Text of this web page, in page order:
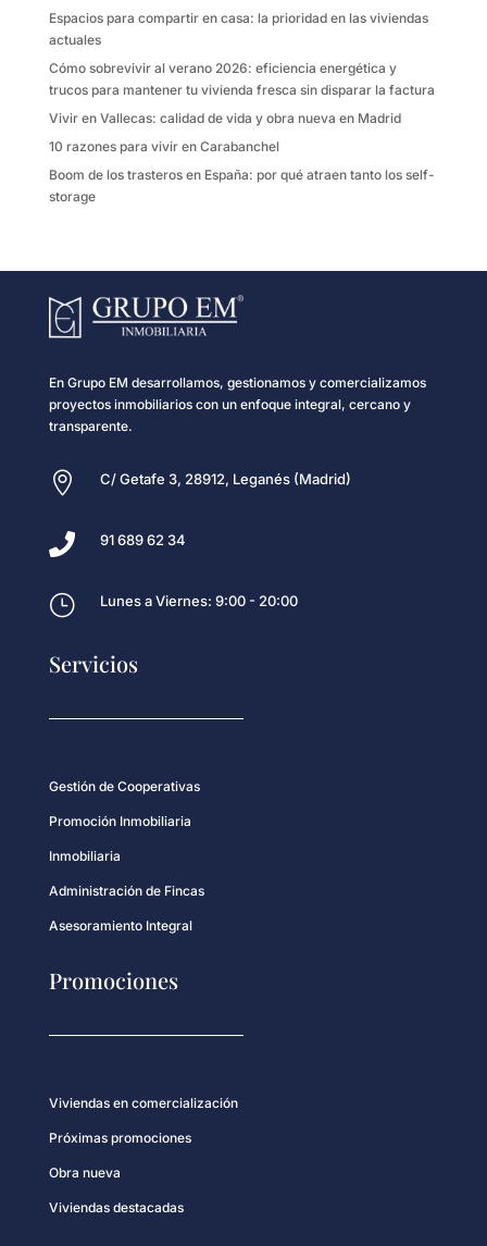
k
i
Espacios para compartir en casa: la prioridad en las viviendas
actuales
Cómo sobrevivir al verano 2026: eficiencia energética y
trucos para mantener tu vivienda fresca sin disparar la factura
Vivir en Vallecas: calidad de vida y obra nueva en Madrid
10 razones para vivir en Carabanchel
Boom de los trasteros en España: por qué atraen tanto los self-
storage
En Grupo EM desarrollamos, gestionamos y comercializamos
proyectos inmobiliarios con un enfoque integral, cercano y
transparente.
 C/ Getafe 3, 28912, Leganés (Madrid)
 91 689 62 34
} Lunes a Viernes: 9:00 - 20:00
Servicios
Gestión de Cooperativas
Promoción Inmobiliaria
Inmobiliaria
Administración de Fincas
Asesoramiento Integral
Promociones
Viviendas en comercialización
Próximas promociones
Obra nueva
Viviendas destacadas